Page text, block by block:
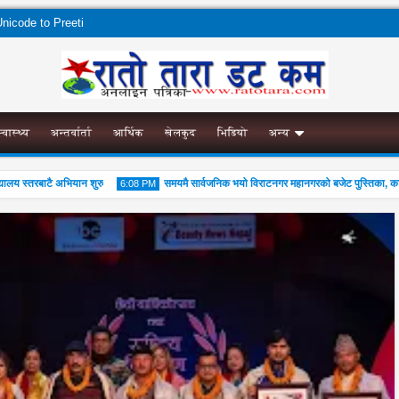
to Preeti
अन्तर्वार्ता आर्थिक खेलकुद भिडियो अन्य
स्तरबाटै अभियान शुरु 6:08 PM
04 Aug
समयमै सार्वजनिक भयो विराटनगर महानगरको बजेट पुस्तिका,